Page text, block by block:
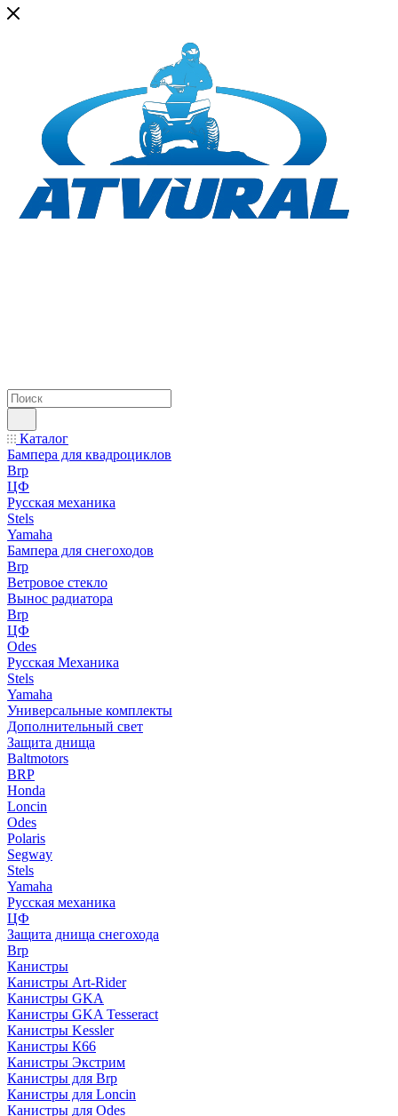
Каталог
Бампера для квадроциклов
Brp
ЦФ
Русская механика
Stels
Yamaha
Бампера для снегоходов
Brp
Ветровое стекло
Вынос радиатора
Brp
ЦФ
Odes
Русская Механика
Stels
Yamaha
Универсальные комплекты
Дополнительный свет
Защита днища
Baltmotors
BRP
Honda
Loncin
Odes
Polaris
Segway
Stels
Yamaha
Русская механика
ЦФ
Защита днища снегохода
Brp
Канистры
Канистры Art-Rider
Канистры GKA
Канистры GKA Tesseract
Канистры Kessler
Канистры К66
Канистры Экстрим
Канистры для Brp
Канистры для Loncin
Канистры для Odes